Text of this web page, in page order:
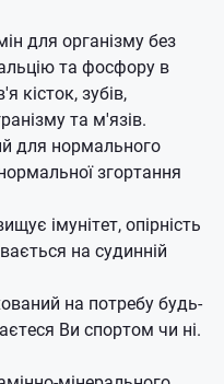
для організму без
та фосфору в
кісток, зубів,
та м'язів.
для нормального
згортання
імунітет, опірність
на судинній
на потребу будь-
Ви спортом чи ні.